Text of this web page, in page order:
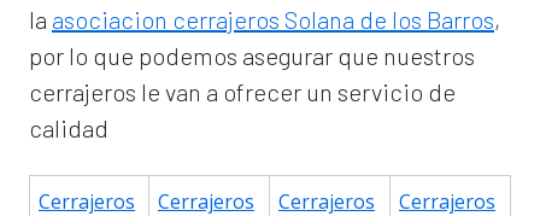
la asociacion cerrajeros Solana de los Barros,
por lo que podemos asegurar que nuestros
cerrajeros le van a ofrecer un servicio de
calidad
Cerrajeros
Cerrajeros
Cerrajeros
Cerrajeros